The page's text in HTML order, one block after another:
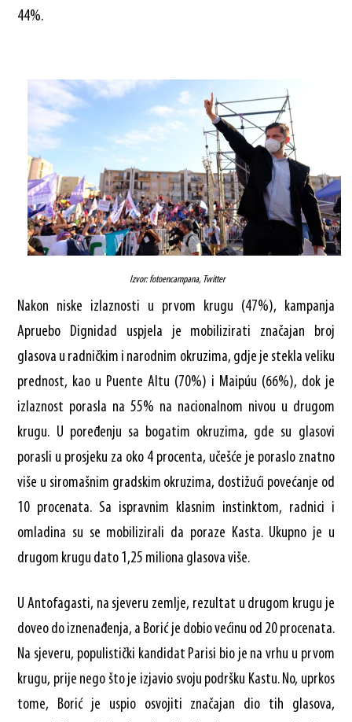
44%.
Izvor: fotoencampana, Twitter
Nakon niske izlaznosti u prvom krugu (47%), kampanja
Apruebo Dignidad uspjela je mobilizirati značajan broj
glasova u radničkim i narodnim okruzima, gdje je stekla veliku
prednost, kao u Puente Altu (70%) i Maipúu (66%), dok je
izlaznost porasla na 55% na nacionalnom nivou u drugom
krugu. U poređenju sa bogatim okruzima, gde su glasovi
porasli u prosjeku za oko 4 procenta, učešće je poraslo znatno
više u siromašnim gradskim okruzima, dostižući povećanje od
10 procenata. Sa ispravnim klasnim instinktom, radnici i
omladina su se mobilizirali da poraze Kasta. Ukupno je u
drugom krugu dato 1,25 miliona glasova više.
U Antofagasti, na sjeveru zemlje, rezultat u drugom krugu je
doveo do iznenađenja, a Borić je dobio većinu od 20 procenata.
Na sjeveru, populistički kandidat Parisi bio je na vrhu u prvom
krugu, prije nego što je izjavio svoju podršku Kastu. No, uprkos
tome, Borić je uspio osvojiti značajan dio tih glasova,